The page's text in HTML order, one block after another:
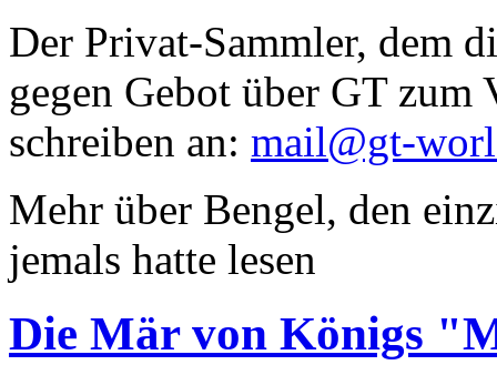
Der Privat-Sammler, dem
gegen Gebot über GT zum
schreiben an: mail@gt-
Mehr über Bengel, den
jemals hatte lesen
Die Mär von Königs